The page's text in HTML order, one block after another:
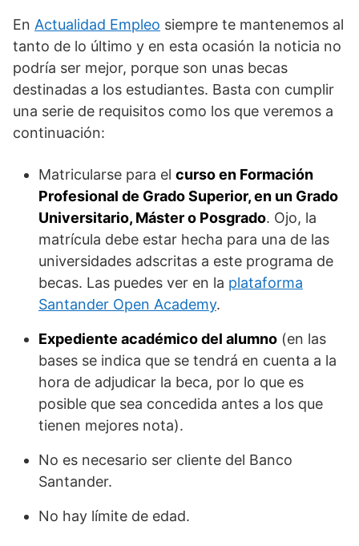
En Actualidad Empleo siempre te mantenemos al
tanto de lo último y en esta ocasión la noticia no
podría ser mejor, porque son unas becas
destinadas a los estudiantes. Basta con cumplir
una serie de requisitos como los que veremos a
continuación:
Matricularse para el curso en Formación
Profesional de Grado Superior, en un Grado
Universitario, Máster o Posgrado. Ojo, la
matrícula debe estar hecha para una de las
universidades adscritas a este programa de
becas. Las puedes ver en la plataforma
Santander Open Academy.
Expediente académico del alumno (en las
bases se indica que se tendrá en cuenta a la
hora de adjudicar la beca, por lo que es
posible que sea concedida antes a los que
tienen mejores nota).
No es necesario ser cliente del Banco
Santander.
No hay límite de edad.